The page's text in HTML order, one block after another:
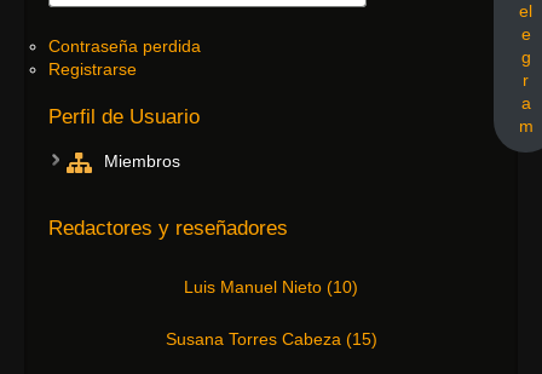
Contraseña perdida
Registrarse
Perfil de Usuario
Miembros
el
e
g
r
a
m
Redactores y reseñadores
Luis Manuel Nieto (10)
Susana Torres Cabeza (15)